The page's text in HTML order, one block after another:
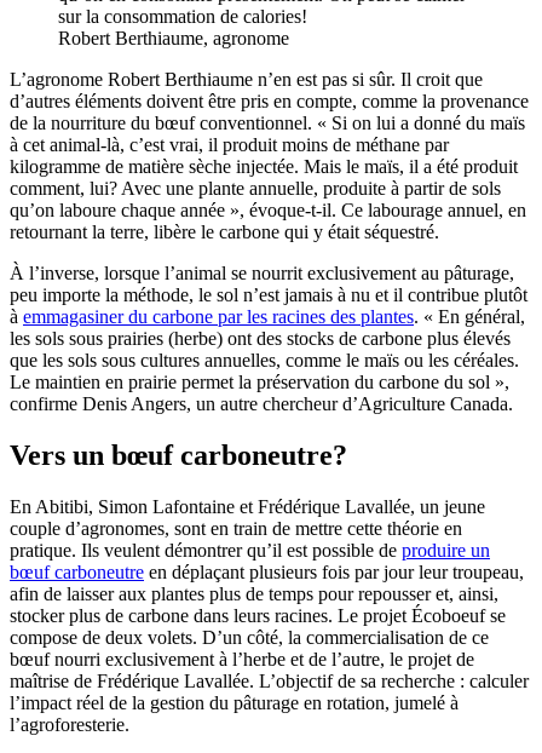
sur la consommation de calories!
Robert Berthiaume, agronome
L’agronome Robert Berthiaume n’en est pas si sûr. Il croit que
d’autres éléments doivent être pris en compte, comme la provenance
de la nourriture du bœuf conventionnel. « Si on lui a donné du maïs
à cet animal-là, c’est vrai, il produit moins de méthane par
kilogramme de matière sèche injectée. Mais le maïs, il a été produit
comment, lui? Avec une plante annuelle, produite à partir de sols
qu’on laboure chaque année », évoque-t-il. Ce labourage annuel, en
retournant la terre, libère le carbone qui y était séquestré.
À l’inverse, lorsque l’animal se nourrit exclusivement au pâturage,
peu importe la méthode, le sol n’est jamais à nu et il contribue plutôt
à emmagasiner du carbone par les racines des plantes. « En général,
les sols sous prairies (herbe) ont des stocks de carbone plus élevés
que les sols sous cultures annuelles, comme le maïs ou les céréales.
Le maintien en prairie permet la préservation du carbone du sol »,
confirme Denis Angers, un autre chercheur d’Agriculture Canada.
Vers un bœuf carboneutre?
En Abitibi, Simon Lafontaine et Frédérique Lavallée, un jeune
couple d’agronomes, sont en train de mettre cette théorie en
pratique. Ils veulent démontrer qu’il est possible de produire un
bœuf carboneutre en déplaçant plusieurs fois par jour leur troupeau,
afin de laisser aux plantes plus de temps pour repousser et, ainsi,
stocker plus de carbone dans leurs racines. Le projet Écoboeuf se
compose de deux volets. D’un côté, la commercialisation de ce
bœuf nourri exclusivement à l’herbe et de l’autre, le projet de
maîtrise de Frédérique Lavallée. L’objectif de sa recherche : calculer
l’impact réel de la gestion du pâturage en rotation, jumelé à
l’agroforesterie.